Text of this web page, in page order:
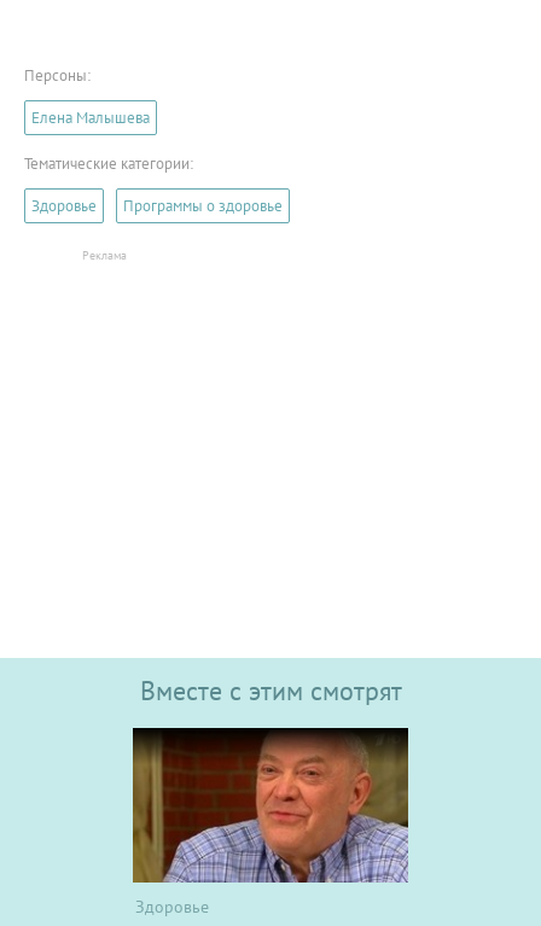
Персоны:
Елена Малышева
Тематические категории:
Здоровье Программы о здоровье
Вместе с этим смотрят
Здоровье